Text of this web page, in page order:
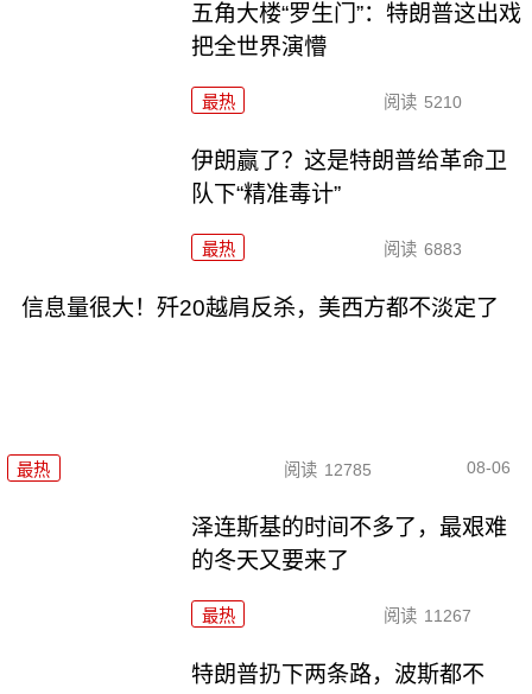
五角大楼“罗生门”：特朗普这出戏
把全世界演懵
最热 阅读 5210
伊朗赢了？这是特朗普给革命卫
队下“精准毒计”
最热 阅读 6883
信息量很大！歼20越肩反杀，美西方都不淡定了
最热 阅读 12785 08-06
泽连斯基的时间不多了，最艰难
的冬天又要来了
最热 阅读 11267
特朗普扔下两条路，波斯都不